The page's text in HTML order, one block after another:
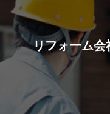
リフォーム会